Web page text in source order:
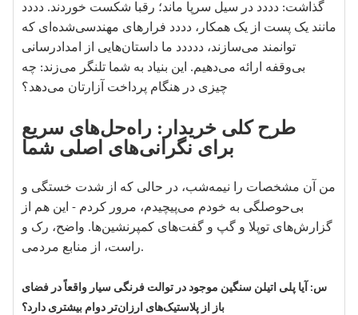
گذاشت: دددد در سیل سرپا ماند؛ رقبا شکست خوردند. دددد
مانند یک پست از یک همکار، دددد فرارهای مهندسی‌شده‌ای که
توانمند می‌سازند، ددددد ما داستان‌هایی از امدادرسانی
بی‌وقفه ارائه می‌دهیم. این بنیاد به شما تلنگر می‌زند: چه
چیزی در هنگام پرداخت آزارتان می‌دهد؟
طرح کلی خریدار: راه‌حل‌های سریع
برای نگرانی‌های اصلی شما
من آن مشخصات را نیمه‌شب، در حالی که از شدت خستگی و
بی‌حوصلگی به خودم می‌پیچیدم، مرور کردم - این هم از
گزارش‌های توپلا و گپ و گفت‌های کمپرنشین‌ها. واضح، رک و
راست، از منابع مردمی.
س: آیا پلی اتیلن سنگین موجود در توالت فرنگی سیار واقعاً در فضای
باز از پلاستیک‌های ارزان‌تر دوام بیشتری دارد؟